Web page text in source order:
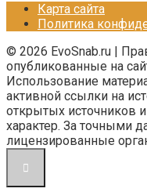
Карта сайта
Политика
© 2026 EvoSnab.ru |
опубликованные на
Использование
активной ссылки на
открытых источников
характер. За точными
лицензированные